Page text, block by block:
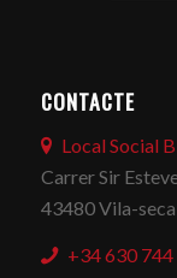
CONTACTE
Local Social
Carrer Sir
43480 Vila-seca
+34 630